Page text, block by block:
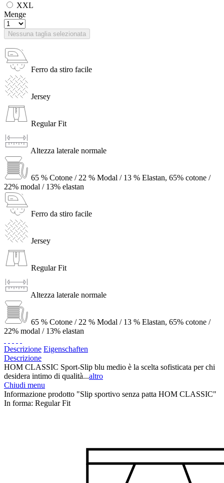
XXL
Menge
Nessuna taglia selezionata
Ferro da stiro facile
Jersey
Regular Fit
Altezza laterale normale
65 % Cotone / 22 % Modal / 13 % Elastan, 65% cotone /
22% modal / 13% elastan
Ferro da stiro facile
Jersey
Regular Fit
Altezza laterale normale
65 % Cotone / 22 % Modal / 13 % Elastan, 65% cotone /
22% modal / 13% elastan
Descrizione Eigenschaften
Descrizione
HOM CLASSIC Sport-Slip blu medio è la scelta sofisticata per chi
desidera intimo di qualità...altro
Chiudi menu
Informazione prodotto "Slip sportivo senza patta HOM CLASSIC"
In forma: Regular Fit